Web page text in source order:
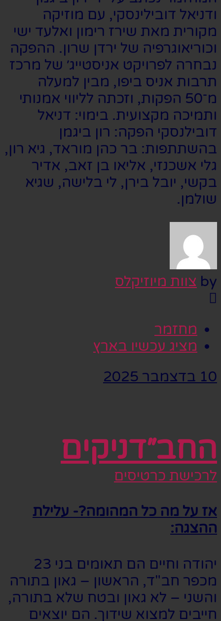
ודניאל דובילינסקי, עם מוזיקה
מקורית מאת שירז רימון ואלעד ישי
וכוריאוגרפיה של ירדן שרון. ההפקה
נבחרה לפרויקט אניסטייג׳ של מרכז
תרבות אניס ביפו, מבין למעלה
מ־50 הפקות, וזכתה לליווי אמנותי
ותמיכה מקצועית. בימוי: דניאל
דובילנסקי הפקה: רון ביגמן
בהשתתפות: בר כהן מוראד, גיא רון,
גלי אשכנזי, אליאו בן זאב, אדיר
בקשי, יובל בירן, לי בלישה, שגיא
שולמן.
by צוות מיוזיקלס
מחזמר
מציג עכשיו בארץ
10 בדצמבר 2025
החב״דניקים
לרכישת כרטיסים
אז על מה כל המהומה?- עלילת
ההצגה:
יהודה וחיים הם תאומים בני 23
מכפר חב"ד, הראשון – גאון בתורה
והשני – לא גאון ובטח שלא בתורה,
חייבים למצוא שידוך. הם יוצאים